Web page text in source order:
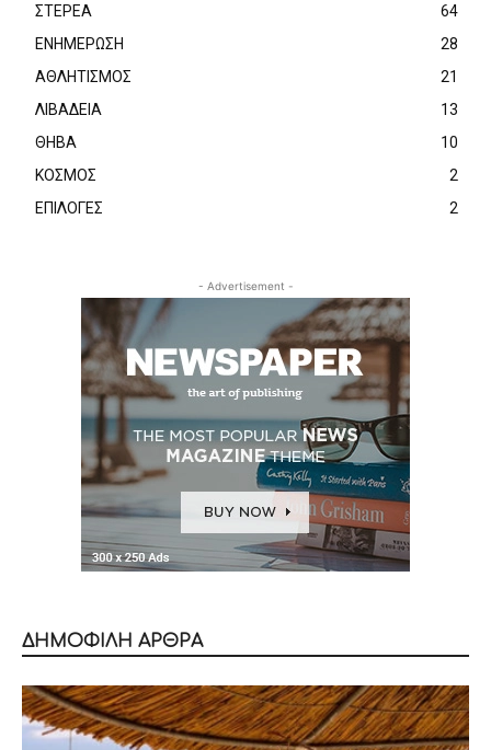
ΣΤΕΡΕΑ
64
ΕΝΗΜΕΡΩΣΗ
28
ΑΘΛΗΤΙΣΜΟΣ
21
ΛΙΒΑΔΕΙΑ
13
ΘΗΒΑ
10
ΚΟΣΜΟΣ
2
ΕΠΙΛΟΓΕΣ
2
- Advertisement -
ΔΗΜΟΦΙΛΗ ΑΡΘΡΑ